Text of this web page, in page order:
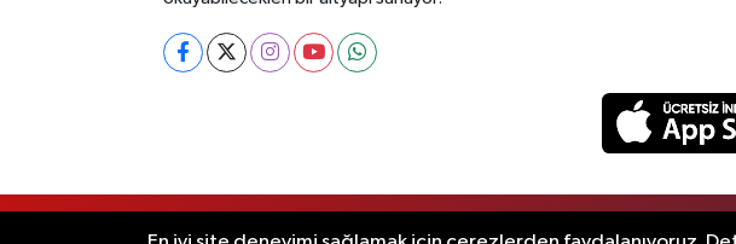
RSS Copyright © 2026. Her hakkı saklıdır.